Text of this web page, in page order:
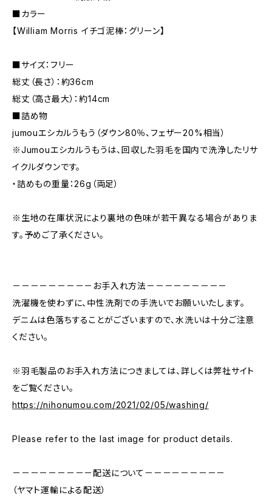
■カラー
【William Morris イチゴ泥棒：グリーン】
■サイズ：フリー
総丈（長さ）：約36cm
総丈（高さ最大）：約14cm
■詰め物
jumouエシカルうもう（ダウン80％、フェザー20%相当）
※Jumouエシカルうもうは、回収した羽毛を国内で洗浄したリサ
イクルダウンです。
・詰めもの重量：26g（両足）
※生地の在庫状況により裏地の色味が若干異なる場合がありま
す。予めご了承ください。
－－－－－－－－－お手入れ方法－－－－－－－－－
洗濯機を使わずに、中性洗剤での手洗いでお願いいたします。
デニムは色落ちすることがございますので、水洗いは十分ご注意
ください。
※羽毛製品のお手入れ方法につきましては、詳しくは弊社サイト
をご覧ください。
https://nihonumou.com/2021/02/05/washing/
Please refer to the last image for product details.
－－－－－－－－－配送について－－－－－－－－－
（ヤマト運輸による配送）